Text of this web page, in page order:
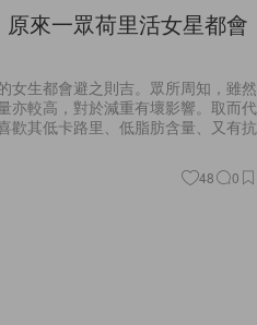
來一眾荷里活女星都會
女生都會避之則吉。眾所周知，雖然
亦較高，對於減重有壞影響。取而代
歡其低卡路里、低脂肪含量、又有抗
48 0